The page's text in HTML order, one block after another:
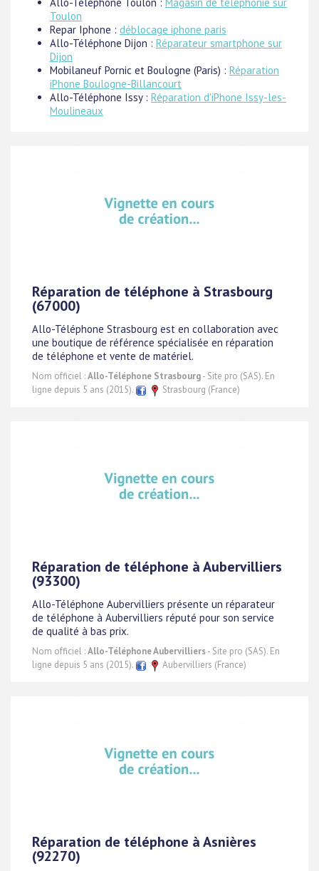
Toulon
Repar Iphone : déblocage iphone paris
Allo-Téléphone Dijon : Réparateur smartphone sur
Dijon
Mobilaneuf Pornic et Boulogne (Paris) : Réparation
iPhone Boulogne-Billancourt
Allo-Téléphone Issy : Réparation d'iPhone Issy-les-
Moulineaux
Réparation de téléphone à Strasbourg
(67000)
Allo-Téléphone Strasbourg est en collaboration avec
une boutique de référence spécialisée en réparation
de téléphone et vente de matériel.
Nom officiel :Allo-Téléphone Strasbourg- Site pro (SAS). En
ligne depuis 5 ans (2015).
Strasbourg (France)
Réparation de téléphone à Aubervilliers
(93300)
Allo-Téléphone Aubervilliers présente un réparateur
de téléphone à Aubervilliers réputé pour son service
de qualité à bas prix.
Nom officiel :Allo-Téléphone Aubervilliers- Site pro (SAS). En
ligne depuis 5 ans (2015).
Aubervilliers (France)
Réparation de téléphone à Asnières
(92270)